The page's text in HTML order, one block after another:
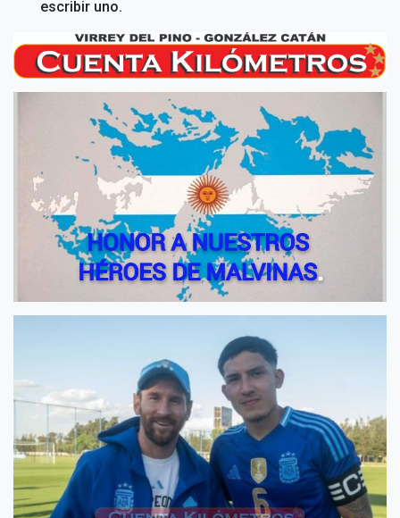
escribir uno.